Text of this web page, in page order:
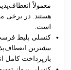
معمولاً
هستند. در برخی
است.
بیشترین
بازپرداخت کامل